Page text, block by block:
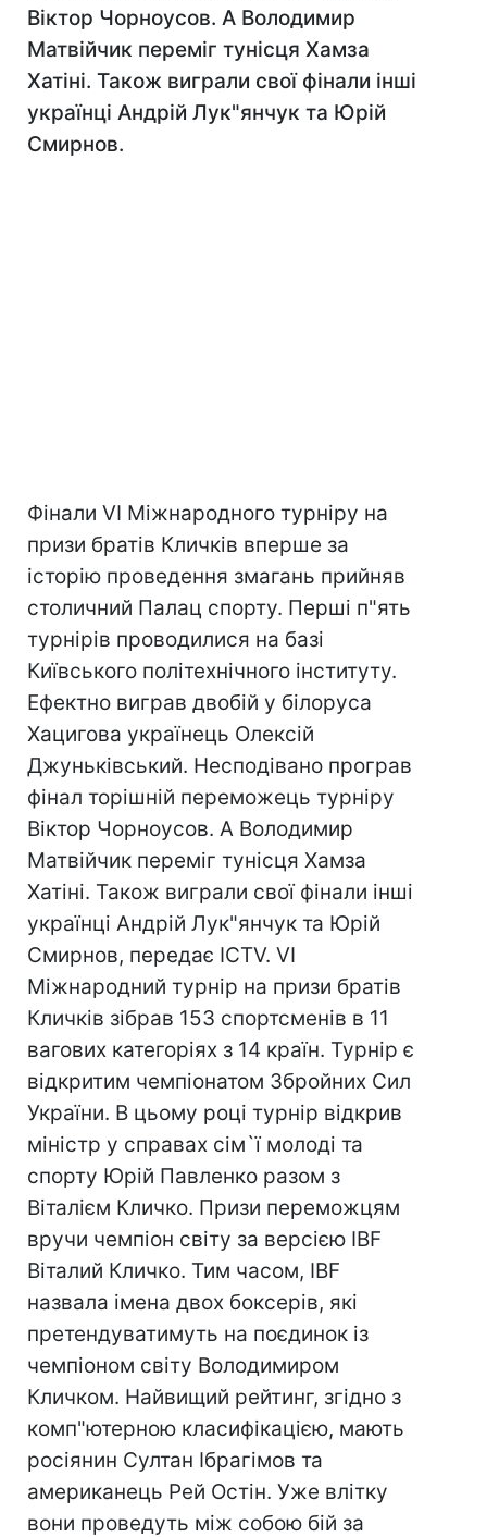
Віктор Чорноусов. А Володимир
Матвійчик переміг тунісця Хамза
Хатіні. Також виграли свої фінали інші
українці Андрій Лук"янчук та Юрій
Смирнов.
Фінали VI Міжнародного турніру на
призи братів Кличків вперше за
історію проведення змагань прийняв
столичний Палац спорту. Перші п"ять
турнірів проводилися на базі
Київського політехнічного інституту.
Ефектно виграв двобій у білоруса
Хацигова українець Олексій
Джуньківський. Несподівано програв
фінал торішній переможець турніру
Віктор Чорноусов. А Володимир
Матвійчик переміг тунісця Хамза
Хатіні. Також виграли свої фінали інші
українці Андрій Лук"янчук та Юрій
Смирнов, передає ICTV. VI
Міжнародний турнір на призи братів
Кличків зібрав 153 спортсменів в 11
вагових категоріях з 14 країн. Турнір є
відкритим чемпіонатом Збройних Сил
України. В цьому році турнір відкрив
міністр у справах сім`ї молоді та
спорту Юрій Павленко разом з
Віталієм Кличко. Призи переможцям
вручи чемпіон світу за версією IBF
Віталий Кличко. Тим часом, IBF
назвала імена двох боксерів, які
претендуватимуть на поєдинок із
чемпіоном світу Володимиром
Кличком. Найвищий рейтинг, згідно з
комп"ютерною класифікацією, мають
росіянин Султан Ібрагімов та
американець Рей Остін. Уже влітку
вони проведуть між собою бій за